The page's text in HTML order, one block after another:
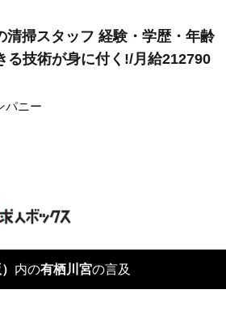
清掃スタッフ 経験・学歴・年齢
る技術が身に付く!/月給212790
パニー
内の有栖川宮の言及